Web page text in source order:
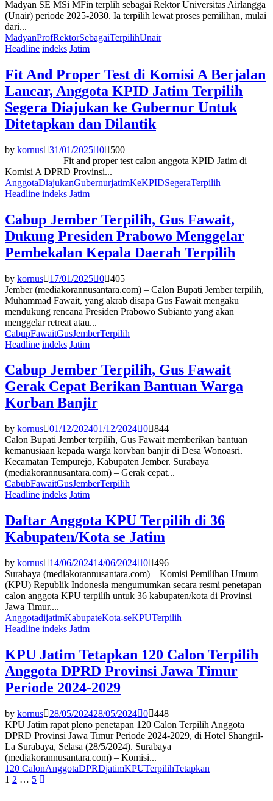
Madyan SE MSi MFin terplih sebagai Rektor Universitas Airlangga
(Unair) periode 2025-2030. Ia terpilih lewat proses pemilihan, mulai
dari...
MadyanProfRektorSebagaiTerpilihUnair
Headline indeks Jatim
Fit And Proper Test di Komisi A Berjalan
Lancar, Anggota KPID Jatim Terpilih
Segera Diajukan ke Gubernur Untuk
Ditetapkan dan Dilantik
by kornus 31/01/2025 0
500
Fit and proper test calon anggota KPID Jatim di
Komisi A DPRD Provinsi...
AnggotaDiajukanGubernurjatimKeKPIDSegeraTerpilih
Headline indeks Jatim
Cabup Jember Terpilih, Gus Fawait,
Dukung Presiden Prabowo Menggelar
Pembekalan Kepala Daerah Terpilih
by kornus 17/01/2025 0 405
Jember (mediakorannusantara.com) – Calon Bupati Jember terpilih,
Muhammad Fawait, yang akrab disapa Gus Fawait mengaku
mendukung rencana Presiden Prabowo Subianto yang akan
menggelar retreat atau...
CabupFawaitGusJemberTerpilih
Headline indeks Jatim
Cabup Jember Terpilih, Gus Fawait
Gerak Cepat Berikan Bantuan Warga
Korban Banjir
by kornus 01/12/202401/12/2024 0 844
Calon Bupati Jember terpilih, Gus Fawait memberikan bantuan
kemanusiaan kepada warga korvban banjir di Desa Wonoasri.
Kecamatan Tempurejo, Kabupaten Jember. Surabaya
(mediakorannusantara.com) – Gerak cepat...
CabubFawaitGusJemberTerpilih
Headline indeks Jatim
Daftar Anggota KPU Terpilih di 36
Kabupaten/Kota se Jatim
by kornus 14/06/202414/06/2024 0 496
Surabaya (mediakorannusantara.com) – Komisi Pemilihan Umum
(KPU) Republik Indonesia mengumumkan secara resmi penetapan
calon anggota KPU terpilih untuk 36 kabupaten/kota di Provinsi
Jawa Timur....
AnggotadijatimKabupateKota-seKPUTerpilih
Headline indeks Jatim
KPU Jatim Tetapkan 120 Calon Terpilih
Anggota DPRD Provinsi Jawa Timur
Periode 2024-2029
by kornus 28/05/202428/05/2024 0 448
KPU Jatim rapat pleno penetapan 120 Calon Terpilih Anggota
DPRD Provinsi Jawa Timur Periode 2024-2029, di Hotel Shangril-
La Surabaya, Selasa (28/5/2024). Surabaya
(mediakorannusantara.com) – Komisi...
120 CalonAnggotaDPRDjatimKPUTerpilihTetapkan
Paginasi
1 2 … 5